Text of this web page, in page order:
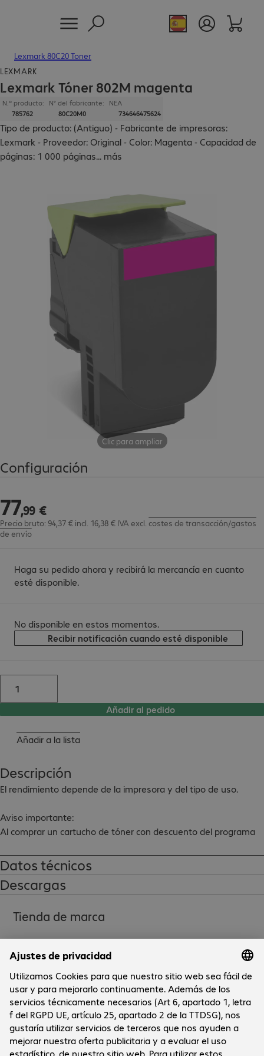
Lexmark 80C20 Toner
Clic para ampliar
LEXMARK
Lexmark Tóner 802M magenta
N.º producto:
785762
N° del fabricante:
80C20M0
NEA
734646475624
Tipo de producto: (Antiguo) - Fabricante de impresoras:
Lexmark - Proveedor: Original - Color: Magenta - Capacidad de
páginas: 1 000 páginas... más
Configuración
77,99 €
77,99 €
Precio bruto: 94,37 € incl. 16,38 € IVA excl. costes de transacción/gastos
de envío
Haga su pedido ahora y recibirá la mercancía en cuanto
esté disponible.
No disponible en estos momentos.
Recibir notificación cuando esté disponible
Añadir al pedido
Añadir a la lista
Descripción
El rendimiento depende de la impresora y del tipo de uso.
Aviso importante:
Al comprar un cartucho de tóner con descuento del programa
participar en el programa de devolución de cartuchos de tóner
de Lexmark.
Datos técnicos
Descargas
Tienda de marca
Sobre la empresa